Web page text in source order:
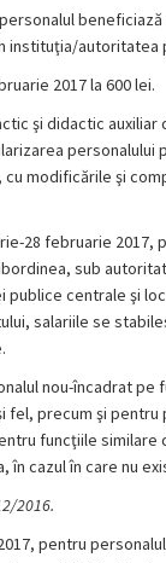
autoritatea
2017 la 600 lei.
şi didactic
personalului
modificările şi
28 februarie 2017,
sub
centrale şi
salariile se
nou-încadrat
precum şi pentru
funcţiile
cazul în care nu
2016.
pentru